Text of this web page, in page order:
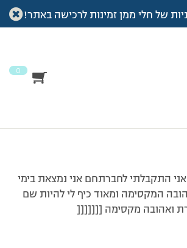
של חלי ממן זמינות לרכישה באתר!
0
>כניסה לפורום
התקבלתי לחברתחם אני נמצאת בימי
המקסימה ומאוד כיף לי להיות שם
ואהובה מקסימה [[[[[[[